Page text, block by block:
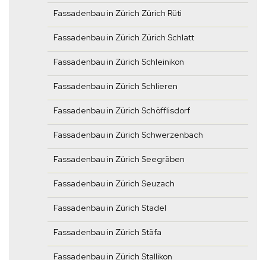
Fassadenbau in Zürich Zürich Rüti
Fassadenbau in Zürich Zürich Schlatt
Fassadenbau in Zürich Schleinikon
Fassadenbau in Zürich Schlieren
Fassadenbau in Zürich Schöfflisdorf
Fassadenbau in Zürich Schwerzenbach
Fassadenbau in Zürich Seegräben
Fassadenbau in Zürich Seuzach
Fassadenbau in Zürich Stadel
Fassadenbau in Zürich Stäfa
Fassadenbau in Zürich Stallikon